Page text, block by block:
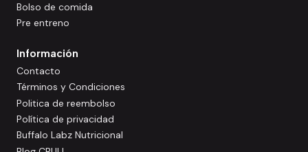
Bolso de comida
Pre entreno
Información
Contacto
Términos y Condiciones
Politica de reembolso
Política de privacidad
Buffalo Labz Nutricional